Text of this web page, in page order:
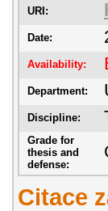
URI:
Date:
Availability:
Department:
Discipline:
Grade for
thesis and
defense:
Citace